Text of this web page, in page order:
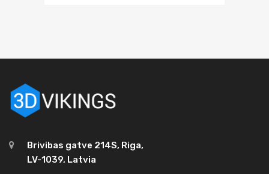
Brivibas gatve 214S, Riga,
LV-1039, Latvia